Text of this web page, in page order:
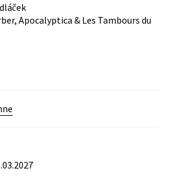
Apocalyptica & Les Tambours du